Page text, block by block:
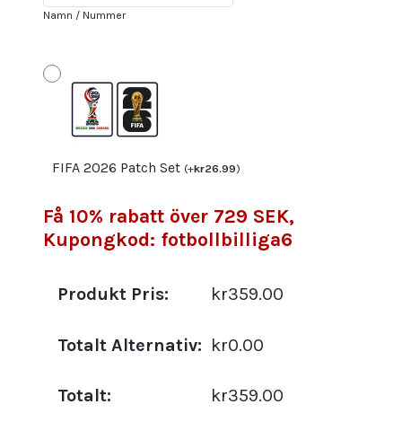
Tröja
mängd
Namn / Nummer
FIFA 2026 Patch Set (+kr26.99)
Få 10% rabatt över 729 SEK,
Kupongkod: fotbollbilliga6
Produkt Pris: kr359.00
Totalt Alternativ: kr0.00
Totalt: kr359.00